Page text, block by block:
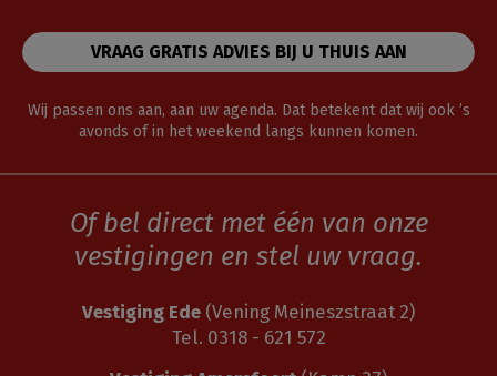
VRAAG GRATIS ADVIES BIJ U THUIS AAN
Wij passen ons aan, aan uw agenda. Dat betekent dat wij ook ’s
avonds of in het weekend langs kunnen komen.
Of bel direct met één van onze
vestigingen en stel uw vraag.
Vestiging Ede (Vening Meineszstraat 2)
Tel. 0318 - 621 572